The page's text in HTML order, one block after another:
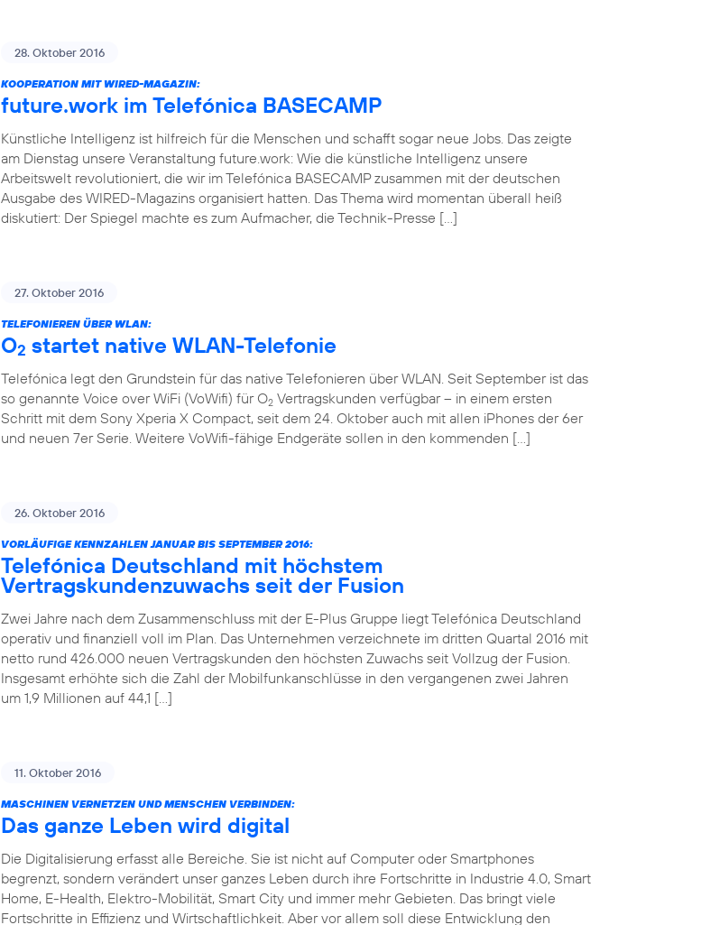
28. Oktober 2016
KOOPERATION MIT WIRED-MAGAZIN:
future.work im Telefónica BASECAMP
Künstliche Intelligenz ist hilfreich für die Menschen und schafft sogar neue Jobs. Das zeigte
am Dienstag unsere Veranstaltung future.work: Wie die künstliche Intelligenz unsere
Arbeitswelt revolutioniert, die wir im Telefónica BASECAMP zusammen mit der deutschen
Ausgabe des WIRED-Magazins organisiert hatten. Das Thema wird momentan überall heiß
diskutiert: Der Spiegel machte es zum Aufmacher, die Technik-Presse […]
27. Oktober 2016
TELEFONIEREN ÜBER WLAN:
O2 startet native WLAN-Telefonie
Telefónica legt den Grundstein für das native Telefonieren über WLAN. Seit September ist das
so genannte Voice over WiFi (VoWifi) für O2 Vertragskunden verfügbar – in einem ersten
Schritt mit dem Sony Xperia X Compact, seit dem 24. Oktober auch mit allen iPhones der 6er
und neuen 7er Serie. Weitere VoWifi-fähige Endgeräte sollen in den kommenden […]
26. Oktober 2016
VORLÄUFIGE KENNZAHLEN JANUAR BIS SEPTEMBER 2016:
Telefónica Deutschland mit höchstem
Vertragskundenzuwachs seit der Fusion
Zwei Jahre nach dem Zusammenschluss mit der E-Plus Gruppe liegt Telefónica Deutschland
operativ und finanziell voll im Plan. Das Unternehmen verzeichnete im dritten Quartal 2016 mit
netto rund 426.000 neuen Vertragskunden den höchsten Zuwachs seit Vollzug der Fusion.
Insgesamt erhöhte sich die Zahl der Mobilfunkanschlüsse in den vergangenen zwei Jahren
um 1,9 Millionen auf 44,1 […]
11. Oktober 2016
MASCHINEN VERNETZEN UND MENSCHEN VERBINDEN:
Das ganze Leben wird digital
Die Digitalisierung erfasst alle Bereiche. Sie ist nicht auf Computer oder Smartphones
begrenzt, sondern verändert unser ganzes Leben durch ihre Fortschritte in Industrie 4.0, Smart
Home, E-Health, Elektro-Mobilität, Smart City und immer mehr Gebieten. Das bringt viele
Fortschritte in Effizienz und Wirtschaftlichkeit. Aber vor allem soll diese Entwicklung den